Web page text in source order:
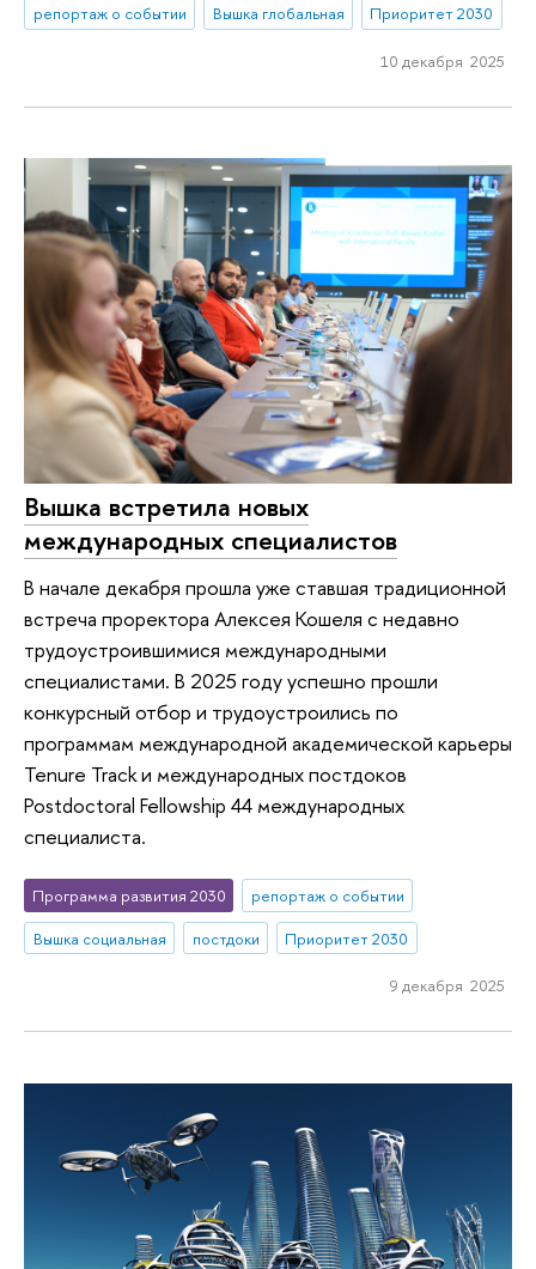
репортаж о событии Вышка глобальная Приоритет 2030
10 декабря 2025
Вышка встретила новых
международных специалистов
В начале декабря прошла уже ставшая традиционной
встреча проректора Алексея Кошеля с недавно
трудоустроившимися международными
специалистами. В 2025 году успешно прошли
конкурсный отбор и трудоустроились по
программам международной академической карьеры
Tenure Track и международных постдоков
Postdoctoral Fellowship 44 международных
специалиста.
Программа развития 2030
репортаж о событии
Вышка социальная
постдоки Приоритет 2030
9 декабря 2025